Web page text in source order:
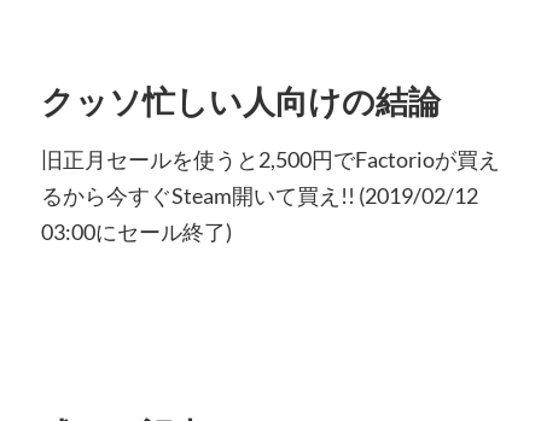
クッソ忙しい人向けの結論
旧正月セールを使うと2,500円でFactorioが買え
るから今すぐSteam開いて買え!! (2019/02/12
03:00にセール終了)